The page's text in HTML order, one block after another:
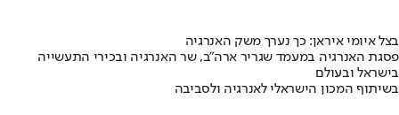
בצל איומי איראן: כך נערך משק האנרגיה
פסגת האנרגיה במעמד שגריר ארה"ב, שר האנרגיה ובכירי התעשייה
בישראל ובעולם
בשיתוף המכון הישראלי לאנרגיה ולסביבה